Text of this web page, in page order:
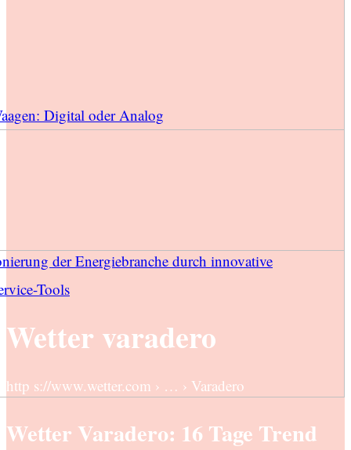
Digital oder Analog
der Energiebranche durch innovative
Tools
Wetter varadero
http s://www.wetter.com › … › Varadero
Wetter Varadero: 16 Tage Trend